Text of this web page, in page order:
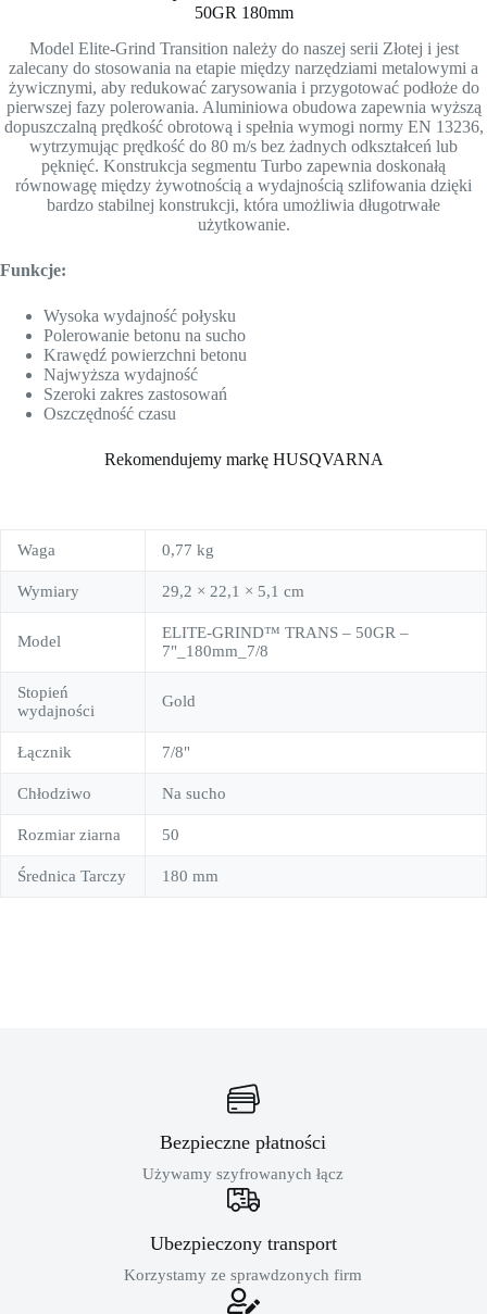
50GR 180mm
Model Elite-Grind Transition należy do naszej serii Złotej i jest
zalecany do stosowania na etapie między narzędziami metalowymi a
żywicznymi, aby redukować zarysowania i przygotować podłoże do
pierwszej fazy polerowania. Aluminiowa obudowa zapewnia wyższą
dopuszczalną prędkość obrotową i spełnia wymogi normy EN 13236,
wytrzymując prędkość do 80 m/s bez żadnych odkształceń lub
pęknięć. Konstrukcja segmentu Turbo zapewnia doskonałą
równowagę między żywotnością a wydajnością szlifowania dzięki
bardzo stabilnej konstrukcji, która umożliwia długotrwałe
użytkowanie.
Funkcje:
Wysoka wydajność połysku
Polerowanie betonu na sucho
Krawędź powierzchni betonu
Najwyższa wydajność
Szeroki zakres zastosowań
Oszczędność czasu
Rekomendujemy markę HUSQVARNA
Waga 0,77 kg
Wymiary 29,2 × 22,1 × 5,1 cm
Model
ELITE-GRIND™ TRANS – 50GR –
7"_180mm_7/8
Stopień
wydajności
Gold
Łącznik 7/8"
Chłodziwo Na sucho
Rozmiar ziarna 50
Średnica Tarczy 180 mm
Bezpieczne płatności
Używamy szyfrowanych łącz
Ubezpieczony transport
Korzystamy ze sprawdzonych firm